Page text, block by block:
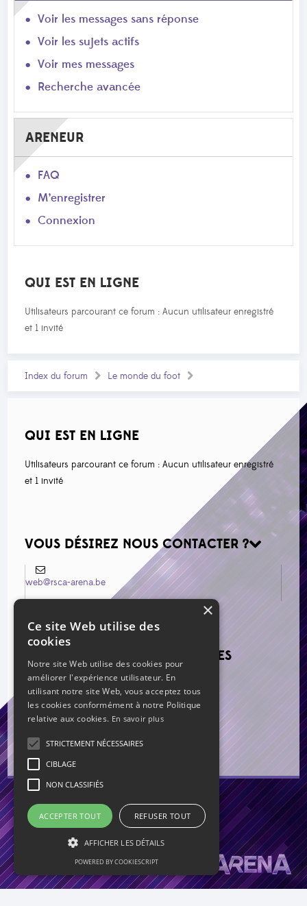
Voir les messages sans réponse
Voir les sujets actifs
Voir mes messages
Recherche avancée
ARENEUR
FAQ
M’enregistrer
Connexion
QUI EST EN LIGNE
Utilisateurs parcourant ce forum : Aucun utilisateur enregistré
et 1 invité
Index du forum Le monde du foot
QUI EST EN LIGNE
Utilisateurs parcourant ce forum : Aucun utilisateur enregistré
et 1 invité
VOUS DÉSIREZ NOUS CONTACTER ?
web@rsca-arena.be
VOIR LES NOUVEAUX MESSAGES
Re: Mercato estival 2026par mag
Re: Mercato estival 2026par mag
Re: Mercato estival 2026par Bourbon
Re: Mercato estival 2026
par Grillo
Re: Mercato estival 2026par Grillo
Re: Mercato estival 2026
Rejoignez nous sur Facebook !
×
Ce site Web utilise des
cookies
Notre site Web utilise des cookies pour
améliorer l'expérience utilisateur. En
utilisant notre site Web, vous acceptez tous
les cookies conformément à notre Politique
relative aux cookies. En savoir plus
STRICTEMENT NÉCESSAIRES
CIBLAGE
NON CLASSIFIÉS
ACCEPTER TOUT REFUSER TOUT
AFFICHER LES DÉTAILS
POWERED BY COOKIESCRIPT